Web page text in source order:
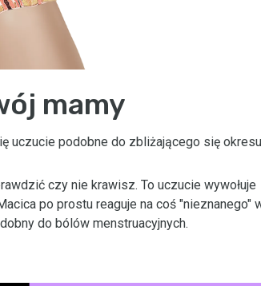
mamy
uczucie podobne do zbliżającego się
czy nie krawisz. To uczucie wywołuje
po prostu reaguje na coś "nieznanego"
do bólów menstruacyjnych.